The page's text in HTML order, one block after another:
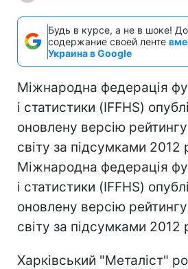
Будь в курсе, а не в шоке!
содержание своей ленте
Украина в Google
Міжнародна федерація
і статистики (IFFHS)
оновлену версію
світу за підсумками 2012
Міжнародна федерація
і статистики (IFFHS)
оновлену версію
світу за підсумками 2012
Харківський "Металіст"